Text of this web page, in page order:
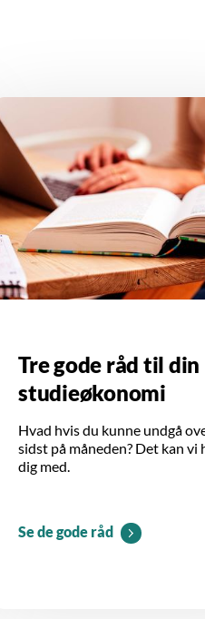
Tre gode råd til din
studieøkonomi
Hvad hvis du kunne undgå
sidst på måneden? Det kan
dig med.
Se de gode råd